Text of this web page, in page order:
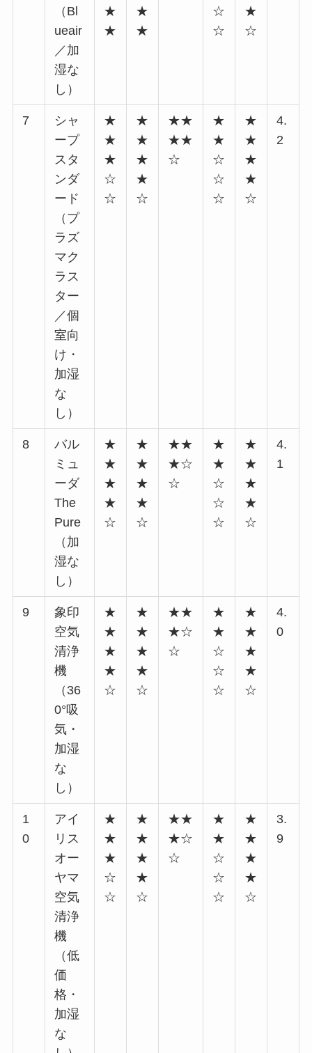
（Bl
ueair
／加
湿な
し）
★
★
★
★
☆
☆
★
☆
7
シャ
ープ
スタ
ンダ
ード
（プ
ラズ
マク
ラス
ター
／個
室向
け・
加湿
な
し）
★
★
★
☆
☆
★
★
★
★
☆
★★
★★
☆
★
★
☆
☆
☆
★
★
★
★
☆
4.
2
8
バル
ミュ
ーダ
The
Pure
（加
湿な
し）
★
★
★
★
☆
★
★
★
★
☆
★★
★☆
☆
★
★
☆
☆
☆
★
★
★
★
☆
4.
1
9
象印
空気
清浄
機
（36
0°吸
気・
加湿
な
し）
★
★
★
★
☆
★
★
★
★
☆
★★
★☆
☆
★
★
☆
☆
☆
★
★
★
★
☆
4.
0
1
0
アイ
リス
オー
ヤマ
空気
清浄
機
（低
価
格・
加湿
な
★
★
★
☆
☆
★
★
★
★
☆
★★
★☆
☆
★
★
☆
☆
☆
★
★
★
★
☆
3.
9